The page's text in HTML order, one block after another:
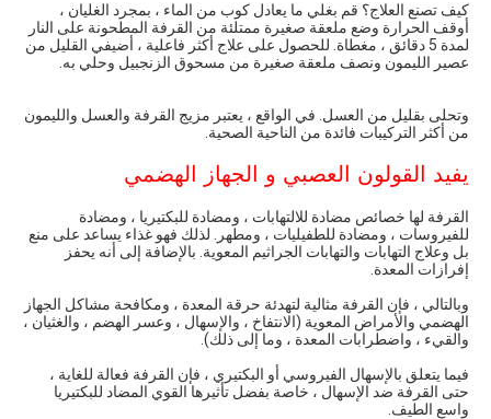
كيف تصنع العلاج؟ قم بغلي ما يعادل كوب من الماء ، بمجرد الغليان ،
أوقف الحرارة وضع ملعقة صغيرة ممتلئة من القرفة المطحونة على النار
لمدة 5 دقائق ، مغطاة. للحصول على علاج أكثر فاعلية ، أضيفي القليل من
عصير الليمون ونصف ملعقة صغيرة من مسحوق الزنجبيل وحلي به.
وتحلى بقليل من العسل. في الواقع ، يعتبر مزيج القرفة والعسل والليمون
من أكثر التركيبات فائدة من الناحية الصحية.
يفيد القولون العصبي و الجهاز الهضمي
القرفة لها خصائص مضادة للالتهابات ، ومضادة للبكتيريا ، ومضادة
للفيروسات ، ومضادة للطفيليات ، ومطهر. لذلك فهو غذاء يساعد على منع
بل وعلاج التهابات والتهابات الجراثيم المعوية. بالإضافة إلى أنه يحفز
إفرازات المعدة.
وبالتالي ، فإن القرفة مثالية لتهدئة حرقة المعدة ، ومكافحة مشاكل الجهاز
الهضمي والأمراض المعوية (الانتفاخ ، والإسهال ، وعسر الهضم ، والغثيان ،
والقيء ، واضطرابات المعدة ، وما إلى ذلك).
فيما يتعلق بالإسهال الفيروسي أو البكتيري ، فإن القرفة فعالة للغاية ،
حتى القرفة ضد الإسهال ، خاصة بفضل تأثيرها القوي المضاد للبكتيريا
واسع الطيف.